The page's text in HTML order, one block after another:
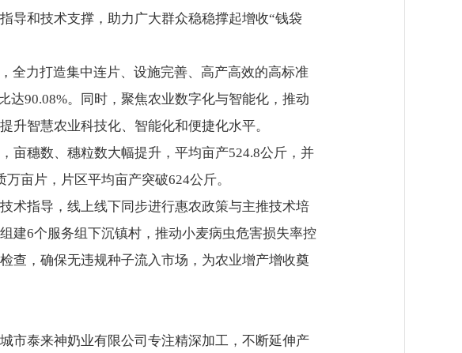
导和技术支撑，助力广大群众稳稳撑起增收“钱袋
全力打造集中连片、设施完善、高产高效的高标准
90.08%。同时，聚焦农业数字化与智能化，推动
升智慧农业科技化、智能化和便捷化水平。
亩穗数、穗粒数大幅提升，平均亩产524.8公斤，并
亩片，片区平均亩产突破624公斤。
术指导，线上线下同步进行惠农政策与主推技术培
建6个服务组下沉镇村，推动小麦病虫危害损失率控
查，确保无违规种子流入市场，为农业增产增收奠
市泰来神奶业有限公司专注精深加工，不断延伸产